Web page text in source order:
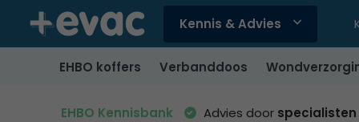
Kennis & Advies
Gebruik
de
pijltjesEHBO koffers Verbanddoos
EHBO Kennisbank Advies door specialisten